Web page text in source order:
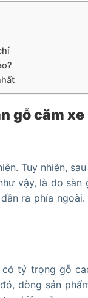
gỗ căm xe
Tuy nhiên,
vậy, là do
ra phía
tỷ trọng gỗ
dòng sản